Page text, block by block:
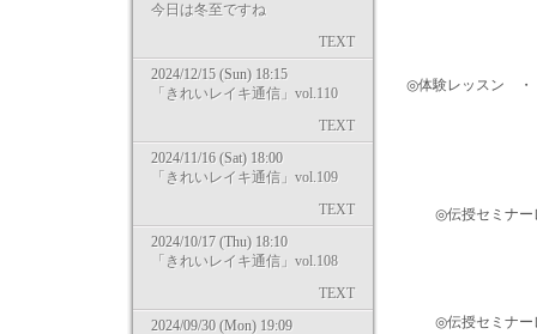
今日は冬至ですね
TEXT
2024/12/15 (Sun) 18:15
「きれいレイキ通信」vol.110
TEXT
2024/11/16 (Sat) 18:00
「きれいレイキ通信」vol.109
TEXT
2024/10/17 (Thu) 18:10
「きれいレイキ通信」vol.108
TEXT
2024/09/30 (Mon) 19:09
◎体験レッスン ・
◎伝授セミナーレ
◎伝授セミナーレ